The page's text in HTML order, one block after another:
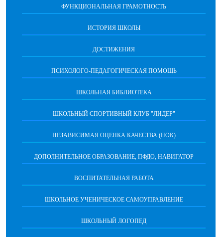
ФУНКЦИОНАЛЬНАЯ ГРАМОТНОСТЬ
ИСТОРИЯ ШКОЛЫ
ДОСТИЖЕНИЯ
ПСИХОЛОГО-ПЕДАГОГИЧЕСКАЯ ПОМОЩЬ
ШКОЛЬНАЯ БИБЛИОТЕКА
ШКОЛЬНЫЙ СПОРТИВНЫЙ КЛУБ "ЛИДЕР"
НЕЗАВИСИМАЯ ОЦЕНКА КАЧЕСТВА (НОК)
ДОПОЛНИТЕЛЬНОЕ ОБРАЗОВАНИЕ, ПФДО, НАВИГАТОР
ВОСПИТАТЕЛЬНАЯ РАБОТА
ШКОЛЬНОЕ УЧЕНИЧЕСКОЕ САМОУПРАВЛЕНИЕ
ШКОЛЬНЫЙ ЛОГОПЕД